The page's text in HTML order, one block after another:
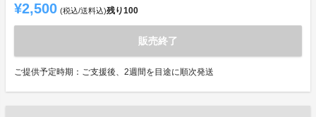
¥2,500 (税込/送料込)残り100
販売終了
ご提供予定時期：ご支援後、2週間を目途に順次発送